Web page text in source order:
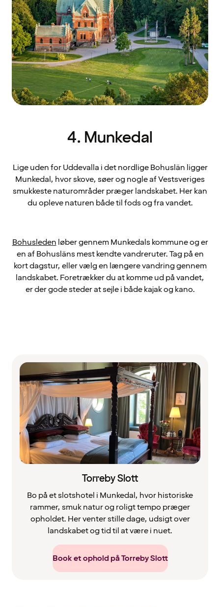
4. Munkedal
Lige uden for Uddevalla i det nordlige Bohuslän ligger
Munkedal, hvor skove, søer og nogle af Vestsveriges
smukkeste naturområder præger landskabet. Her kan
du opleve naturen både til fods og fra vandet.
Bohusleden løber gennem Munkedals kommune og er
en af Bohusläns mest kendte vandreruter. Tag på en
kort dagstur, eller vælg en længere vandring gennem
landskabet. Foretrækker du at komme ud på vandet,
er der gode steder at sejle i både kajak og kano.
Torreby Slott
Bo på et slotshotel i Munkedal, hvor historiske
rammer, smuk natur og roligt tempo præger
opholdet. Her venter stille dage, udsigt over
landskabet og tid til at være i nuet.
Book et ophold på Torreby Slott